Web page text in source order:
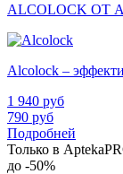
ALCOLOCK
Alcolock –
1 940 руб
790 руб
Подробней
Только в
до -50%